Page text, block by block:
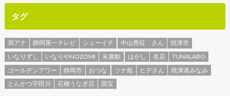
タグ
局アナ 静岡第一テレビ シューイチ 中山秀征 さん
焼津市
いなりずし
いなりやNOZOMI 末廣鮨 はがし 名店
TUNALABO
ゴールデンアワー
静岡市 おつな ツナ瓶 ヒデさん
焼津港みなみ
とんかつ宇田川
石橋うなぎ店 国宝